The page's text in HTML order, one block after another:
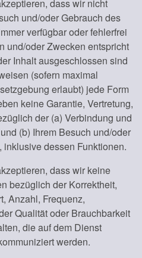
dass wir nicht
und/oder Gebrauch des
verfügbar oder fehlerfrei
und/oder Zwecken entspricht
Inhalt ausgeschlossen sind
(sofern maximal
erlaubt) jede Form
keine Garantie, Vertretung,
der (a) Verbindung und
(b) Ihrem Besuch und/oder
dessen Funktionen.
dass wir keine
bezüglich der Korrektheit,
Anzahl, Frequenz,
Qualität oder Brauchbarkeit
die auf dem Dienst
werden.